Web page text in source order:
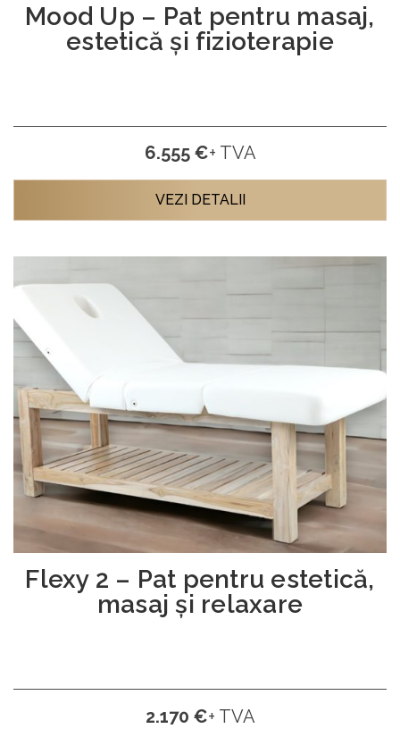
Mood Up – Pat pentru masaj,
estetică și fizioterapie
6.555 €+ TVA
VEZI DETALII
Flexy 2 – Pat pentru estetică,
masaj și relaxare
2.170 €+ TVA